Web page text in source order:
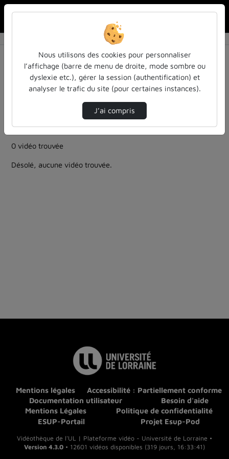
Résultats de la recherche
Filtres actifs (cliquer pour en retirer) :
culture-sciences-et-societe
bibliotheques-universitaires
teasers
bibliotheques-universitaires
autre
bibliotheques-universitaires
0 vidéo trouvée
Désolé, aucune vidéo trouvée.
Mentions légales
Accessibilité : Partiellement conforme
Documentation utilisateur
Besoin d'aide
Mentions Légales
Politique de confidentialité
ESUP-Portail
Projet Esup-Pod
Vidéothèque de l'UL | Plateforme vidéo - Université de Lorraine •
Version 4.3.0 • 12601 vidéos disponibles (319 jours, 16:33:41)
Nous utilisons des cookies pour personnaliser
l’affichage (barre de menu de droite, mode sombre ou
dyslexie etc.), gérer la session (authentification) et
analyser le trafic du site (pour certaines instances).
J’ai compris